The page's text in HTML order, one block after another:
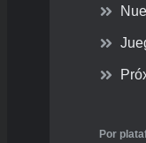
Por